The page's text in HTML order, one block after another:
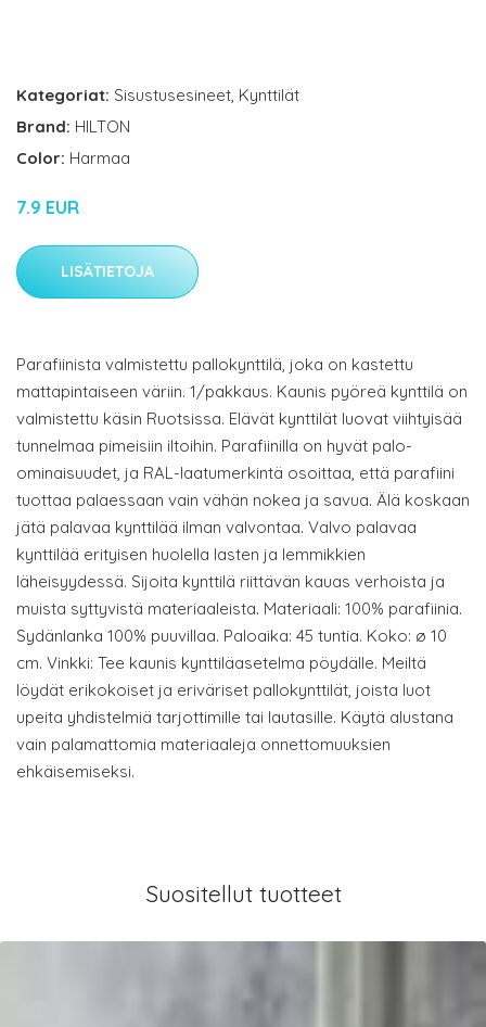
Kategoriat: Sisustusesineet, Kynttilät
Brand: HILTON
Color: Harmaa
7.9 EUR
LISÄTIETOJA
Parafiinista valmistettu pallokynttilä, joka on kastettu
mattapintaiseen väriin. 1/pakkaus. Kaunis pyöreä kynttilä on
valmistettu käsin Ruotsissa. Elävät kynttilät luovat viihtyisää
tunnelmaa pimeisiin iltoihin. Parafiinilla on hyvät palo-
ominaisuudet, ja RAL-laatumerkintä osoittaa, että parafiini
tuottaa palaessaan vain vähän nokea ja savua. Älä koskaan
jätä palavaa kynttilää ilman valvontaa. Valvo palavaa
kynttilää erityisen huolella lasten ja lemmikkien
läheisyydessä. Sijoita kynttilä riittävän kauas verhoista ja
muista syttyvistä materiaaleista. Materiaali: 100% parafiinia.
Sydänlanka 100% puuvillaa. Paloaika: 45 tuntia. Koko: ø 10
cm. Vinkki: Tee kaunis kynttiläasetelma pöydälle. Meiltä
löydät erikokoiset ja eriväriset pallokynttilät, joista luot
upeita yhdistelmiä tarjottimille tai lautasille. Käytä alustana
vain palamattomia materiaaleja onnettomuuksien
ehkäisemiseksi.
Suositellut tuotteet